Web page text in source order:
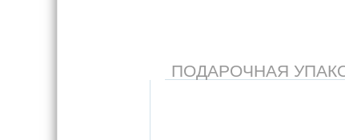
ПОДАРОЧНАЯ